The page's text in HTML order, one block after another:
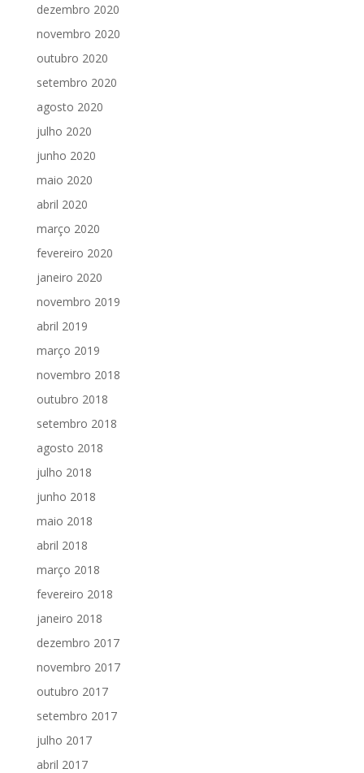
dezembro 2020
novembro 2020
outubro 2020
setembro 2020
agosto 2020
julho 2020
junho 2020
maio 2020
abril 2020
março 2020
fevereiro 2020
janeiro 2020
novembro 2019
abril 2019
março 2019
novembro 2018
outubro 2018
setembro 2018
agosto 2018
julho 2018
junho 2018
maio 2018
abril 2018
março 2018
fevereiro 2018
janeiro 2018
dezembro 2017
novembro 2017
outubro 2017
setembro 2017
julho 2017
abril 2017